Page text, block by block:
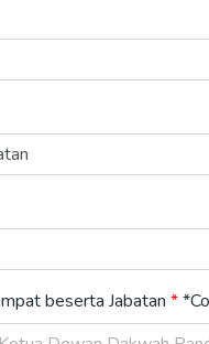
beserta Jabatan